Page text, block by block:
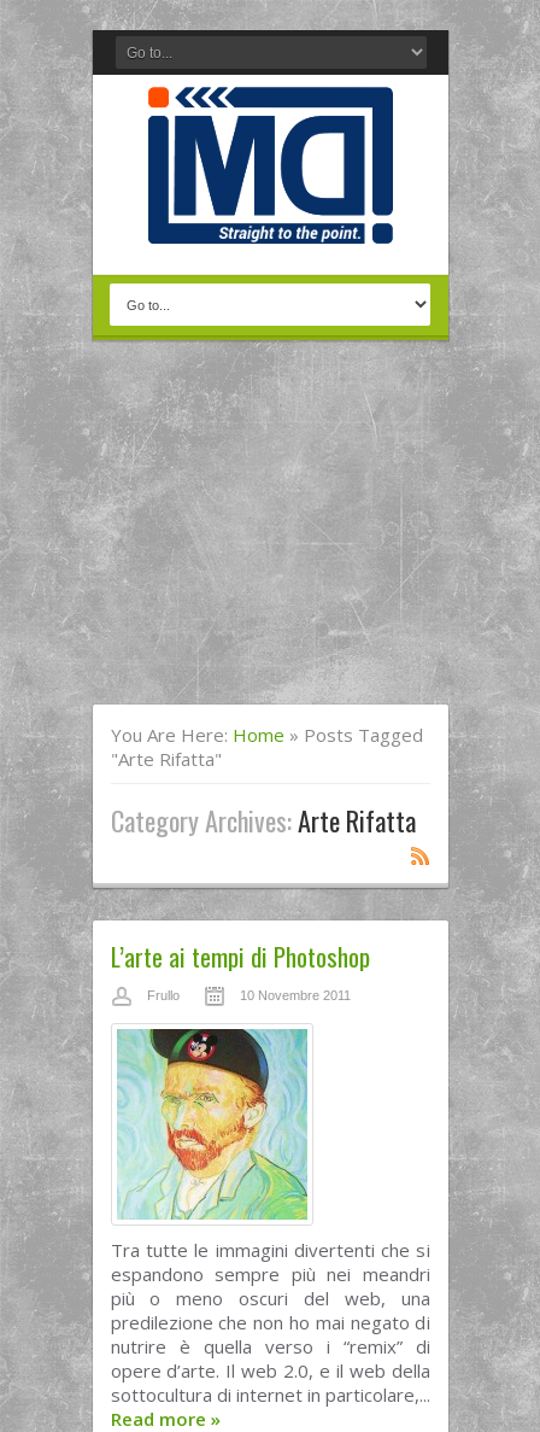
You Are Here: Home » Posts Tagged
"arte Rifatta"
Category Archives:Arte Rifatta
L’arte ai tempi di Photoshop
Frullo 10 Novembre 2011
Tra tutte le immagini divertenti che si
espandono sempre più nei meandri
più o meno oscuri del web, una
predilezione che non ho mai negato di
nutrire è quella verso i “remix” di
opere d’arte. Il web 2.0, e il web della
sottocultura di internet in particolare,...
Read more »